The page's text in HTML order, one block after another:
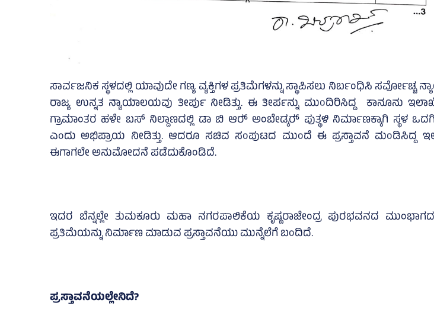
ಸಾರ್ವಜನಿಕ ಸ್ಥಳದಲ್ಲಿ ಯಾವುದೇ ಗಣ್ಯ ವ್ಯಕ್ತಿಗಳ ಪ್ರತಿಮೆಗಳನ್ನು ಸ್ಥಾಪಿಸಲು ನಿರ್ಬಂಧಿಸಿ ಸರ್ವೋಚ್ಚ
ರಾಜ್ಯ ಉನ್ನತ ನ್ಯಾಯಾಲಯವು ತೀರ್ಪು ನೀಡಿತ್ತು. ಈ ತೀರ್ಪನ್ನು ಮುಂದಿರಿಸಿದ್ದ ಕಾನೂನು
ಗ್ರಾಮಾಂತರ ಹಳೇ ಬಸ್‌ ನಿಲ್ದಾಣದಲ್ಲಿ ಡಾ ಬಿ ಆರ್‍‌ ಅಂಬೇಡ್ಕರ್‍‌ ಪುತ್ಥಳಿ ನಿರ್ಮಾಣಕ್ಕಾಗಿ ಸ್ಥಳ
ಎಂದು ಅಭಿಪ್ರಾಯ ನೀಡಿತ್ತು. ಆದರೂ ಸಚಿವ ಸಂಪುಟದ ಮುಂದೆ ಈ ಪ್ರಸ್ತಾವನೆ ಮಂಡಿಸಿದ್ದ
ಈಗಾಗಲೇ ಅನುಮೋದನೆ ಪಡೆದುಕೊಂಡಿದೆ.
ಇದರ ಬೆನ್ನಲ್ಲೇ ತುಮಕೂರು ಮಹಾ ನಗರಪಾಲಿಕೆಯ ಕೃಷ್ಣರಾಜೇಂದ್ರ ಪುರಭವನದ
ಪ್ರತಿಮೆಯನ್ನು ನಿರ್ಮಾಣ ಮಾಡುವ ಪ್ರಸ್ತಾವನೆಯು ಮುನ್ನೆಲೆಗೆ ಬಂದಿದೆ.
ಪ್ರಸ್ತಾವನೆಯಲ್ಲೇನಿದೆ?